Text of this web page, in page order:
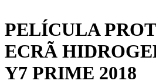
PELÍCULA
ECRÃ
Y7 PRIME 2018